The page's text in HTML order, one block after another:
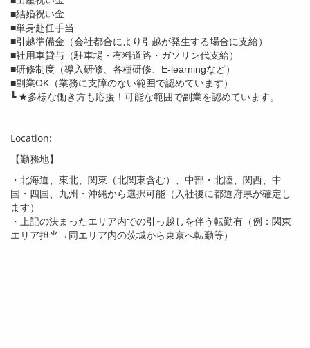
■結婚祝い金
■単身赴任手当
■引越準備金（会社都合により引越が発生する場合に支給）
■社用車貸与（駐車場・有料道路・ガソリン代支給）
■研修制度（導入研修、各種研修、E-learningなど）
■副業OK（業務に支障のない範囲で認めています）
┗ ★多様な働き方も応援！可能な範囲で副業を認めています。
Location:
【勤務地】
・北海道、東北、関東（北関東含む）、中部・北陸、関西、中
国・四国、九州・沖縄から選択可能（入社後に都道府県が確定し
ます）
・上記の決まったエリア内での引っ越しを伴う転勤有（例：関東
エリア担当→同エリア内の茨城から東京へ転勤等）